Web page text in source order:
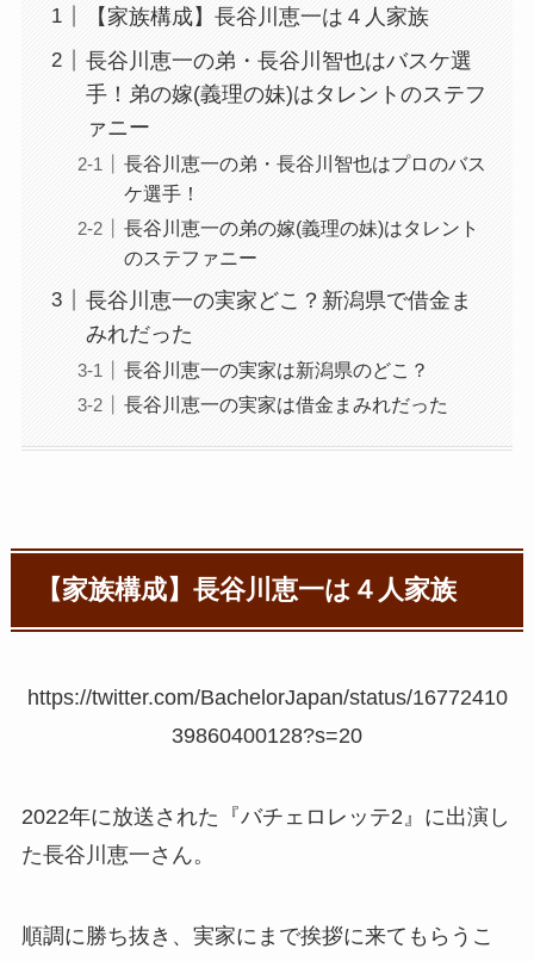
【家族構成】長谷川恵一は４人家族
長谷川恵一の弟・長谷川智也はバスケ選
手！弟の嫁(義理の妹)はタレントのステフ
ァニー
長谷川恵一の弟・長谷川智也はプロのバス
ケ選手！
長谷川恵一の弟の嫁(義理の妹)はタレント
のステファニー
長谷川恵一の実家どこ？新潟県で借金ま
みれだった
長谷川恵一の実家は新潟県のどこ？
長谷川恵一の実家は借金まみれだった
【家族構成】長谷川恵一は４人家族
https://twitter.com/BachelorJapan/status/16772410
39860400128?s=20
2022年に放送された『バチェロレッテ2』に出演し
た長谷川恵一さん。
順調に勝ち抜き、実家にまで挨拶に来てもらうこ